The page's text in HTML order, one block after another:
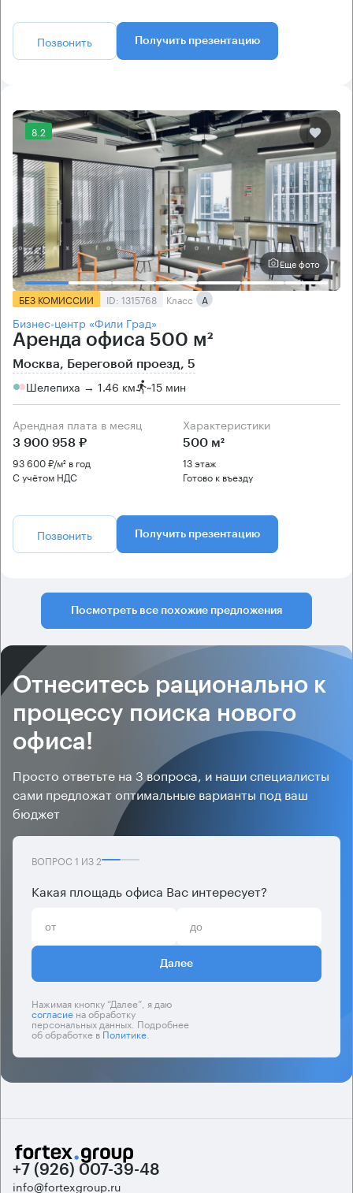
Позвонить Получить презентацию
8.2
Еще фото
БЕЗ КОМИССИИ ID: 1315768 Класс А
Бизнес-центр «Фили Град»
Аренда офиса 500 м²
Москва, Береговой проезд, 5
Шелепиха → 1.46 км ~15 мин
Арендная плата в месяц
3 900 958 ₽
93 600 ₽/м² в год
С учётом НДС
Характеристики
500 м²
13 этаж
Готово к въезду
Позвонить Получить презентацию
Посмотреть все похожие предложения
Отнеситесь рационально к
процессу поиска нового
офиса!
Просто ответьте на 3 вопроса, и наши специалисты
сами предложат оптимальные варианты под ваш
бюджет
ВОПРОС 1 ИЗ2
Какая площадь офиса Вас интересует?
Далее
Нажимая кнопку “Далее”, я даю
согласиена обработку
персональных данных. Подробнее
об обработке вПолитике.
+7 (926) 007-39-48
info@fortexgroup.ru